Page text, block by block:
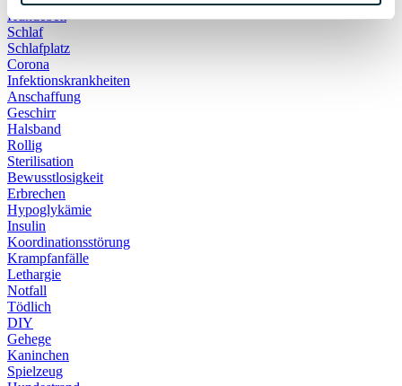
Hundebett
Schlaf
Schlafplatz
Corona
Infektionskrankheiten
Anschaffung
Geschirr
Halsband
Rollig
Sterilisation
Bewusstlosigkeit
Erbrechen
Hypoglykämie
Insulin
Koordinationsstörung
Krampfanfälle
Lethargie
Notfall
Tödlich
DIY
Gehege
Kaninchen
Spielzeug